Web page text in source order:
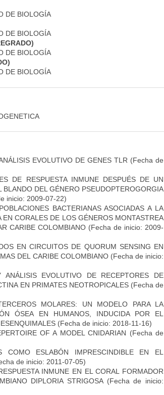
DE BIOLOGÍA
DE BIOLOGÍA
DE BIOLOGÍA
DE BIOLOGÍA
EVOLUTIVO DE GENES TLR (Fecha de
DE RESPUESTA INMUNE DESPUÉS DE UN
DEL GÉNERO PSEUDOPTEROGORGIA
inicio: 2009-07-22)
BACTERIANAS ASOCIADAS A LA
CORALES DE LOS GÉNEROS MONTASTREA
CARIBE COLOMBIANO (Fecha de inicio: 2009-
EN CIRCUITOS DE QUORUM SENSING EN
DEL CARIBE COLOMBIANO(Fecha de inicio:
ANÁLISIS EVOLUTIVO DE RECEPTORES DE
EN PRIMATES NEOTROPICALES(Fecha de
MOLARES: UN MODELO PARA LA
ÓSEA EN HUMANOS, INDUCIDA POR EL
(Fecha de inicio: 2018-11-16)
OF A MODEL CNIDARIAN (Fecha de
COMO ESLABÓN IMPRESCINDIBLE EN EL
de inicio: 2011-07-05)
INMUNE EN EL CORAL FORMADOR
DIPLORIA STRIGOSA(Fecha de inicio: